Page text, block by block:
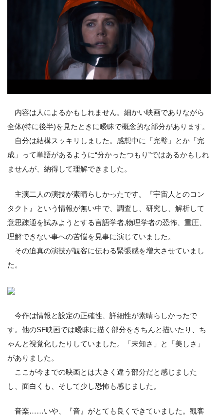
内容は人によるかもしれません。細かい映画でありながら
全体(特に後半)を見たときに曖昧で概念的な部分があります。
自分は結構スッキリしました。感想中に「完璧」とか「完
成」って単語があるように“分かったつもり”ではあるかもしれ
ませんが、納得して理解できました。
主演二人の演技が素晴らしかったです。『宇宙人とのコン
タクト』という情報が無い中で、調査し、研究し、解析して
意思疎通を試みようとする言語学者,物理学者の恐怖、重圧、
理解できない事への苦悩を見事に演じていました。
その迫真の演技が観客に伝わる緊張感を増大させていまし
た。
今作は情報と設定の正確性、詳細性が素晴らしかったで
す。他のSF映画では曖昧に描く部分をきちんと描いたり、ち
ゃんと視覚化したりしていました。「未知さ」と「美しさ」
がありました。
ここが今までの映画とは大きく違う部分だと感じました
し、面白くも、そして少し恐怖も感じました。
音楽……いや、『音』がとても良くできていました。観客